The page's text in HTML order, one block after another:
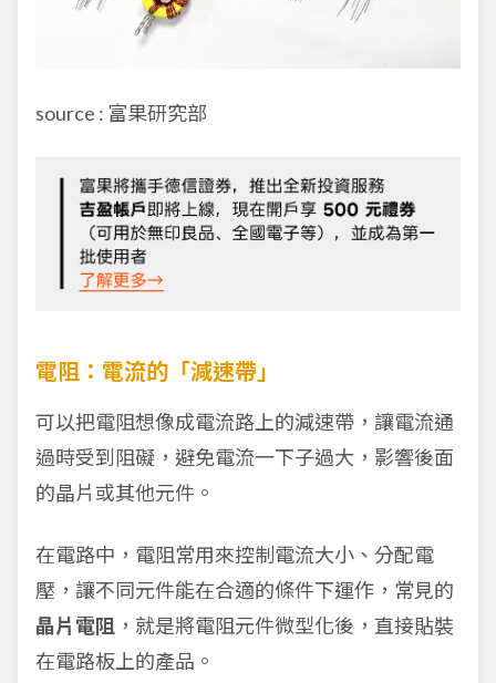
source : 富果研究部
電阻：電流的「減速帶」
可以把電阻想像成電流路上的減速帶，讓電流通
過時受到阻礙，避免電流一下子過大，影響後面
的晶片或其他元件。
在電路中，電阻常用來控制電流大小、分配電
壓，讓不同元件能在合適的條件下運作，常見的
晶片電阻 ，就是將電阻元件微型化後，直接貼裝
在電路板上的產品。